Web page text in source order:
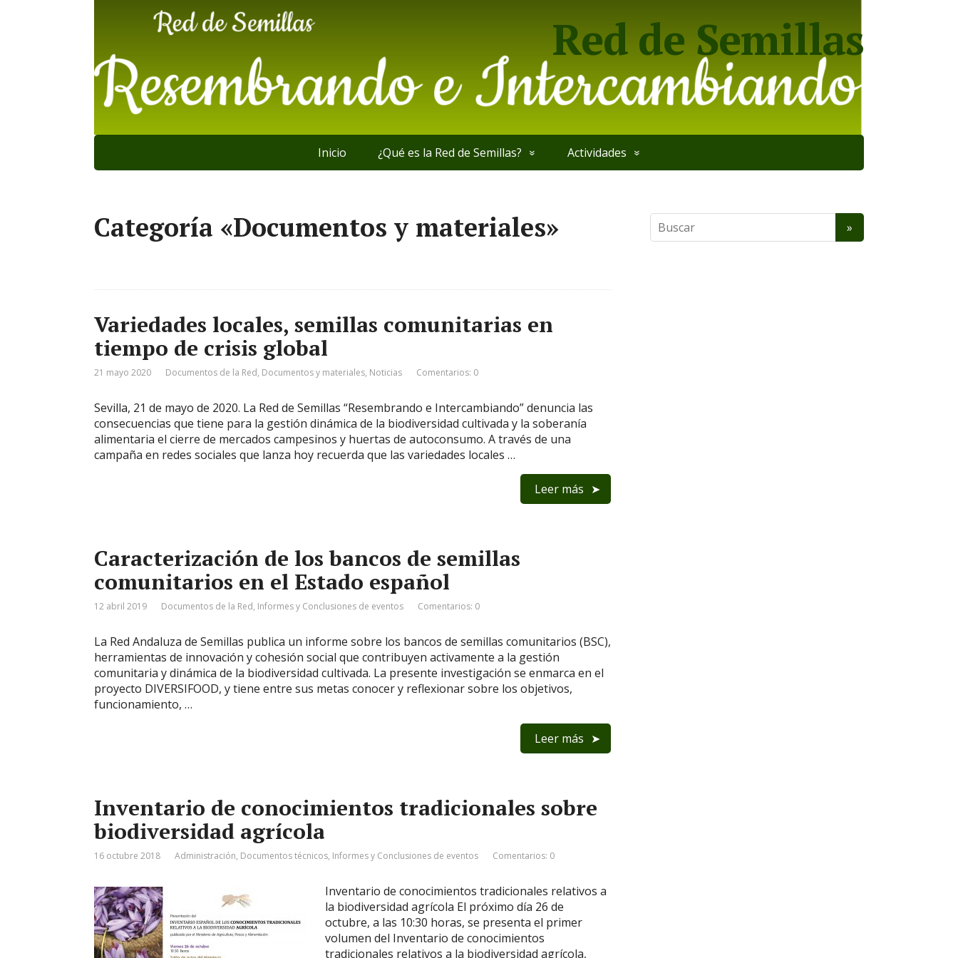
Red de Semillas
Inicio ¿Qué es la Red de Semillas? Actividades
Categoría «Documentos y materiales»
Variedades locales, semillas comunitarias en
tiempo de crisis global
21 mayo 2020 Documentos de la Red, Documentos y materiales, Noticias Comentarios: 0
Sevilla, 21 de mayo de 2020. La Red de Semillas “Resembrando e Intercambiando” denuncia las
consecuencias que tiene para la gestión dinámica de la biodiversidad cultivada y la soberanía
alimentaria el cierre de mercados campesinos y huertas de autoconsumo. A través de una
campaña en redes sociales que lanza hoy recuerda que las variedades locales …
Leer más
Caracterización de los bancos de semillas
comunitarios en el Estado español
12 abril 2019 Documentos de la Red, Informes y Conclusiones de eventos Comentarios: 0
La Red Andaluza de Semillas publica un informe sobre los bancos de semillas comunitarios (BSC),
herramientas de innovación y cohesión social que contribuyen activamente a la gestión
comunitaria y dinámica de la biodiversidad cultivada. La presente investigación se enmarca en el
proyecto DIVERSIFOOD, y tiene entre sus metas conocer y reflexionar sobre los objetivos,
funcionamiento, …
Leer más
Inventario de conocimientos tradicionales sobre
biodiversidad agrícola
16 octubre 2018 Administración, Documentos técnicos, Informes y Conclusiones de eventos Comentarios: 0
Inventario de conocimientos tradicionales relativos a
la biodiversidad agrícola El próximo día 26 de
octubre, a las 10:30 horas, se presenta el primer
volumen del Inventario de conocimientos
tradicionales relativos a la biodiversidad agrícola,